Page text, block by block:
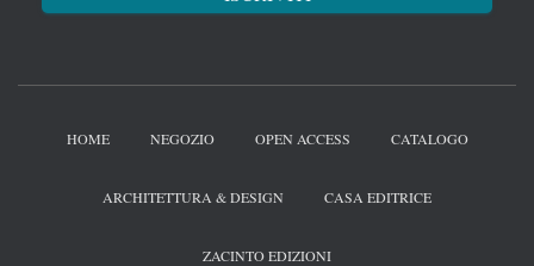
HOME NEGOZIO OPEN ACCESS CATALOGO
ARCHITETTURA & DESIGN CASA EDITRICE
ZACINTO EDIZIONI